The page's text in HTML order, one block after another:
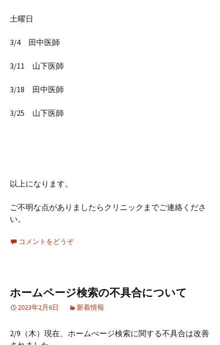
土曜日
3/4 田中医師
3/11 山下医師
3/18 田中医師
3/25 山下医師
以上になります。
ご不明な点がありましたらクリニックまでご連絡くださ
い。
コメントをどうぞ
ホームページ検索の不具合について
2023年2月6日 新着情報
2/9（木）現在、ホームぺージ検索に関する不具合は改善